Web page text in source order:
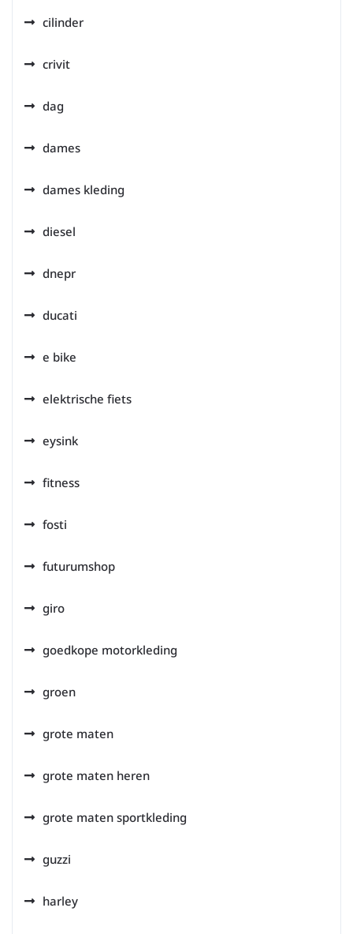
cilinder
crivit
dag
dames
dames kleding
diesel
dnepr
ducati
e bike
elektrische fiets
eysink
fitness
fosti
futurumshop
giro
goedkope motorkleding
groen
grote maten
grote maten heren
grote maten sportkleding
guzzi
harley